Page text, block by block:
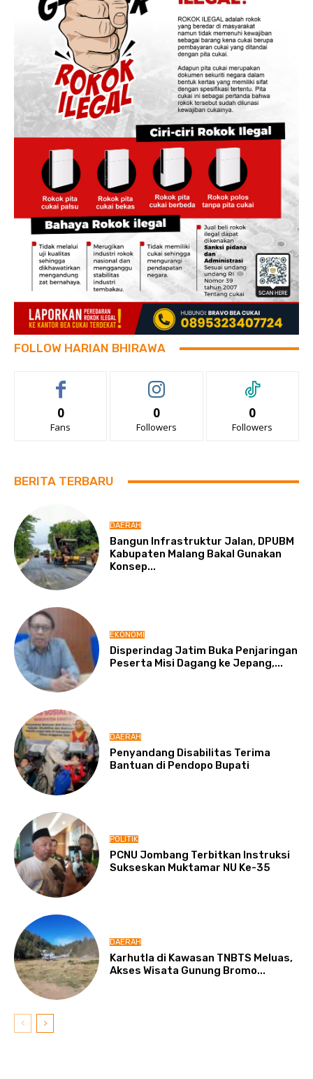
FOLLOW HARIAN BHIRAWA
0
Fans
0
Followers
0
Followers
BERITA TERBARU
DAERAH
Bangun Infrastruktur Jalan, DPUBM
Kabupaten Malang Bakal Gunakan
Konsep...
EKONOMI
Disperindag Jatim Buka Penjaringan
Peserta Misi Dagang ke Jepang,...
DAERAH
Penyandang Disabilitas Terima
Bantuan di Pendopo Bupati
POLITIK
PCNU Jombang Terbitkan Instruksi
Sukseskan Muktamar NU Ke-35
DAERAH
Karhutla di Kawasan TNBTS Meluas,
Akses Wisata Gunung Bromo...